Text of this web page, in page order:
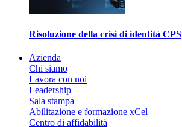
Risoluzione della crisi di identità CPS
Azienda
Chi siamo
Lavora con noi
Leadership
Sala stampa
Abilitazione e formazione xCel
Centro di affidabilità